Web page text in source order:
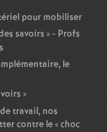
pour mobiliser
savoirs » - Profs
le
»
travail, nos
contre le «choc